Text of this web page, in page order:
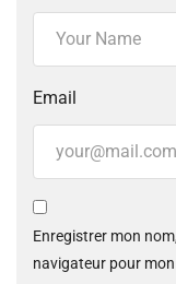
Email
Enregistrer mon
navigateur pour